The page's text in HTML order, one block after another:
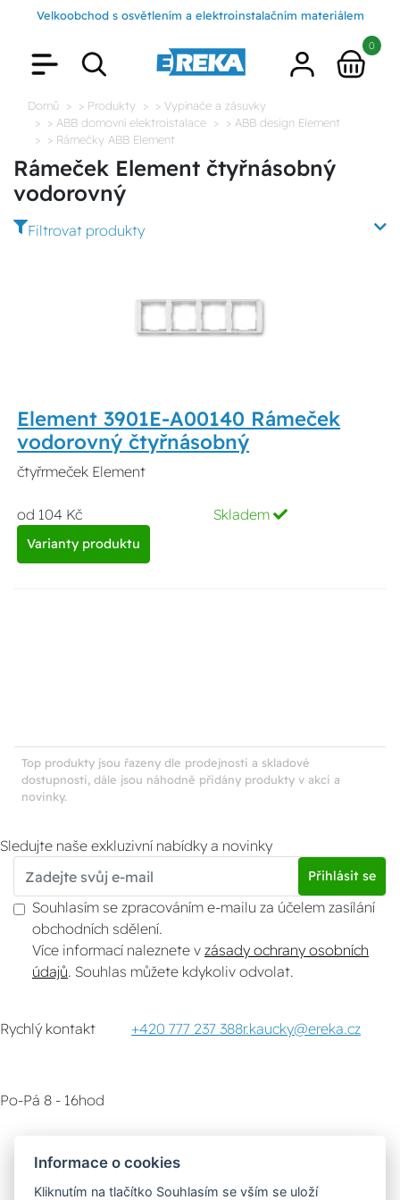
Velkoobchod s osvětlením a elektroinstalačním materiálem
0
Domů > Produkty
> Vypínače a zásuvky
> ABB domovní elektroistalace
> ABB design Element
> Rámečky ABB Element
Rámeček Element čtyřnásobný
vodorovný
Filtrovat produkty
Element 3901E-A00140 Rámeček
vodorovný čtyřnásobný
čtyřrmeček Element
od 104 Kč Skladem
Varianty produktu
Top produkty jsou řazeny dle prodejnosti a skladové
dostupnosti, dále jsou náhodně přidány produkty v akci a
novinky.
Sledujte naše exkluzivní nabídky a novinky
Přihlásit se
Souhlasím se zpracováním e-mailu za účelem zasílání
obchodních sdělení.
Více informací naleznete v zásady ochrany osobních
údajů . Souhlas můžete kdykoliv odvolat.
Rychlý kontakt +420 777 237 388r.kaucky@ereka.cz
Po-Pá 8 - 16hod
Informace o cookies
Kliknutím na tlačítko Souhlasím se vším se uloží